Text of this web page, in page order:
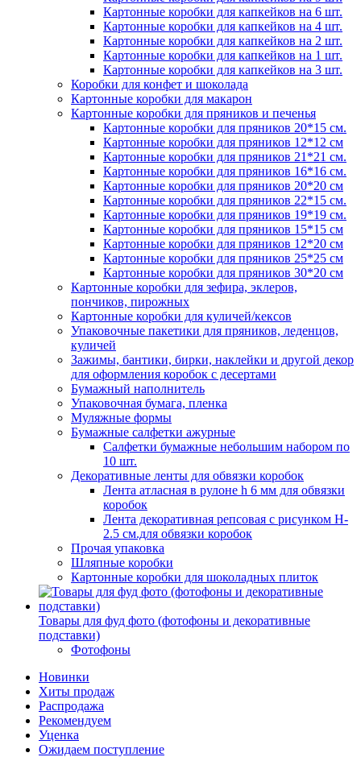
Картонные коробки для капкейков на 6 шт.
Картонные коробки для капкейков на 4 шт.
Картонные коробки для капкейков на 2 шт.
Картонные коробки для капкейков на 1 шт.
Картонные коробки для капкейков на 3 шт.
Коробки для конфет и шоколада
Картонные коробки для макарон
Картонные коробки для пряников и печенья
Картонные коробки для пряников 20*15 см.
Картонные коробки для пряников 12*12 см
Картонные коробки для пряников 21*21 см.
Картонные коробки для пряников 16*16 см.
Картонные коробки для пряников 20*20 см
Картонные коробки для пряников 22*15 см.
Картонные коробки для пряников 19*19 см.
Картонные коробки для пряников 15*15 см
Картонные коробки для пряников 12*20 см
Картонные коробки для пряников 25*25 см
Картонные коробки для пряников 30*20 см
Картонные коробки для зефира, эклеров,
пончиков, пирожных
Картонные коробки для куличей/кексов
Упаковочные пакетики для пряников, леденцов,
куличей
Зажимы, бантики, бирки, наклейки и другой декор
для оформления коробок с десертами
Бумажный наполнитель
Упаковочная бумага, пленка
Муляжные формы
Бумажные салфетки ажурные
Салфетки бумажные небольшим набором по
10 шт.
Декоративные ленты для обвязки коробок
Лента атласная в рулоне h 6 мм для обвязки
коробок
Лента декоративная репсовая с рисунком H-
2.5 см.для обвязки коробок
Прочая упаковка
Шляпные коробки
Картонные коробки для шоколадных плиток
Товары для фуд фото (фотофоны и декоративные
подставки)
Фотофоны
Новинки
Хиты продаж
Распродажа
Рекомендуем
Уценка
Ожидаем поступление